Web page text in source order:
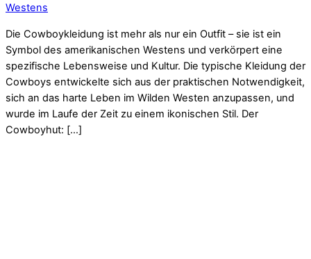
Westens
Die Cowboykleidung ist mehr als nur ein Outfit – sie ist ein
Symbol des amerikanischen Westens und verkörpert eine
spezifische Lebensweise und Kultur. Die typische Kleidung der
Cowboys entwickelte sich aus der praktischen Notwendigkeit,
sich an das harte Leben im Wilden Westen anzupassen, und
wurde im Laufe der Zeit zu einem ikonischen Stil. Der
Cowboyhut: […]